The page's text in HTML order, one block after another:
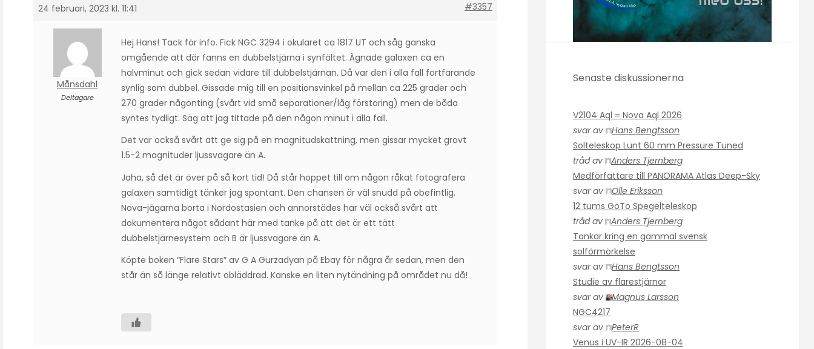
24 februari, 2023 kl. 11:41 #3357
Månsdahl
Deltagare
Hej Hans! Tack för info. Fick NGC 3294 i okularet ca 1817 UT och såg ganska
omgående att där fanns en dubbelstjärna i synfältet. Ägnade galaxen ca en
halvminut och gick sedan vidare till dubbelstjärnan. Då var den i alla fall fortfarande
synlig som dubbel. Gissade mig till en positionsvinkel på mellan ca 225 grader och
270 grader någonting (svårt vid små separationer/låg förstoring) men de båda
syntes tydligt. Säg att jag tittade på den någon minut i alla fall.
Det var också svårt att ge sig på en magnitudskattning, men gissar mycket grovt
1.5-2 magnituder ljussvagare än A.
Jaha, så det är över på så kort tid! Då står hoppet till om någon råkat fotografera
galaxen samtidigt tänker jag spontant. Den chansen är väl snudd på obefintlig.
Nova-jägarna borta i Nordostasien och annorstädes har väl också svårt att
dokumentera något sådant här med tanke på att det är ett tätt
dubbelstjärnesystem och B är ljussvagare än A.
Köpte boken “Flare Stars” av G A Gurzadyan på Ebay för några år sedan, men den
står än så länge relativt obläddrad. Kanske en liten nytändning på området nu då!
Senaste diskussionerna
V2104 Aql = Nova Aql 2026
svar av
Hans Bengtsson
Solteleskop Lunt 60 mm Pressure Tuned
tråd av
Anders Tjernberg
Medförfattare till PANORAMA Atlas Deep-Sky
svar av
Olle Eriksson
12 tums GoTo Spegelteleskop
tråd av
Anders Tjernberg
Tankar kring en gammal svensk
solförmörkelse
svar av
Hans Bengtsson
Studie av flarestjärnor
svar av
Magnus Larsson
NGC4217
svar av
PeterR
Venus i UV-IR 2026-08-04